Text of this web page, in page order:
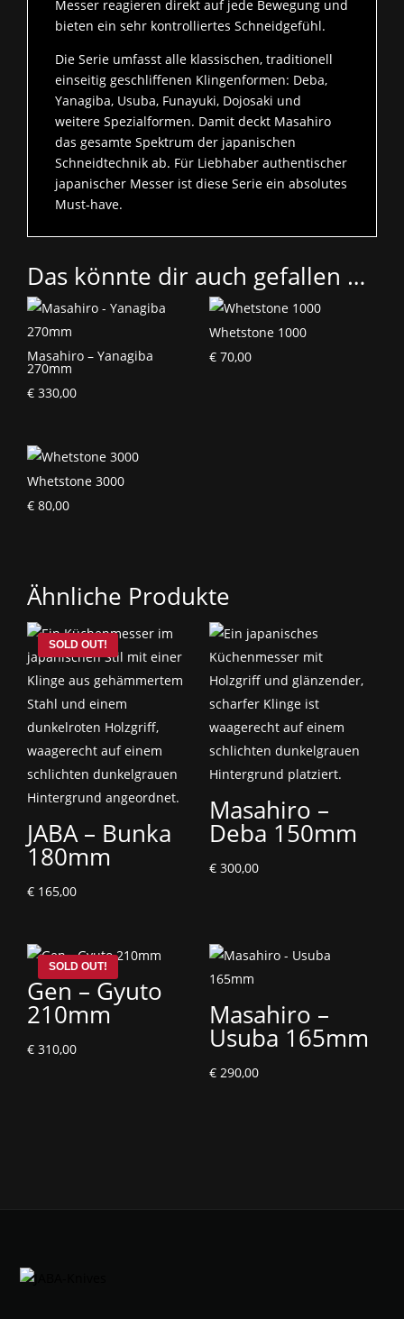
Messer reagieren direkt auf jede Bewegung und
bieten ein sehr kontrolliertes Schneidgefühl.
Die Serie umfasst alle klassischen, traditionell
einseitig geschliffenen Klingenformen: Deba,
Yanagiba, Usuba, Funayuki, Dojosaki und
weitere Spezialformen. Damit deckt Masahiro
das gesamte Spektrum der japanischen
Schneidtechnik ab. Für Liebhaber authentischer
japanischer Messer ist diese Serie ein absolutes
Must‑have.
Das könnte dir auch gefallen …
Masahiro – Yanagiba
270mm
€ 330,00
Whetstone 1000
€70,00
Whetstone 3000
€ 80,00
Ähnliche Produkte
JABA – Bunka
180mm
€ 165,00
Masahiro –
Deba 150mm
€300,00
Gen – Gyuto
210mm
€ 310,00
Masahiro –
Usuba 165mm
€290,00